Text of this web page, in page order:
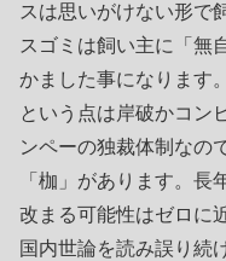
スは思いがけない形で
スゴミは飼い主に「無
かました事になります
という点は岸破かコン
ンペーの独裁体制なの
「枷」があります。長
改まる可能性はゼロに
国内世論を読み誤り続